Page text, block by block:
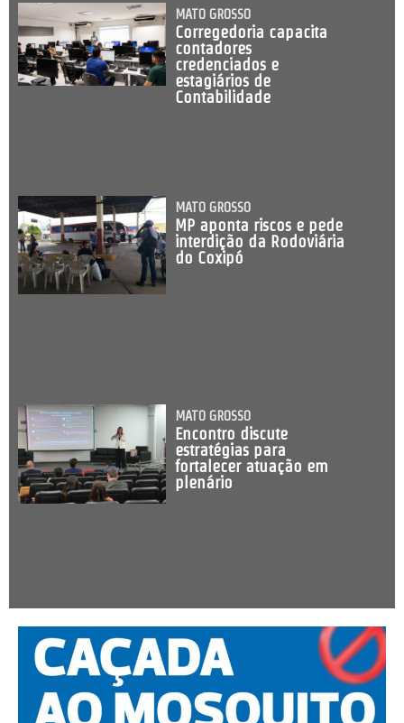
MATO GROSSO
Corregedoria capacita
contadores
credenciados e
estagiários de
Contabilidade
MATO GROSSO
MP aponta riscos e pede
interdição da Rodoviária
do Coxipó
MATO GROSSO
Encontro discute
estratégias para
fortalecer atuação em
plenário